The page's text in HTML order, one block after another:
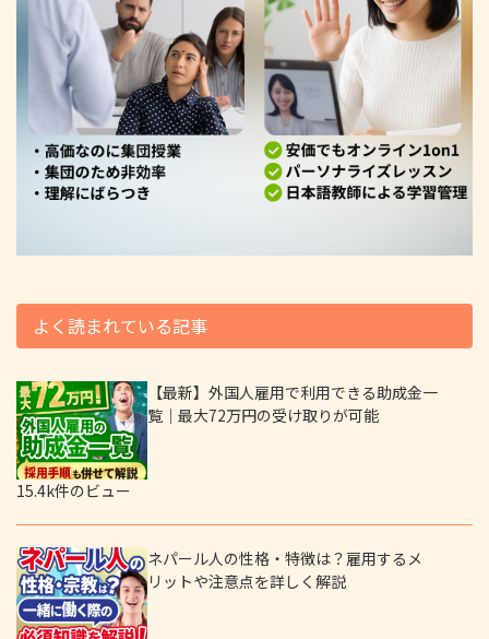
よく読まれている記事
【最新】外国人雇用で利用できる助成金一
覧｜最大72万円の受け取りが可能
15.4k件のビュー
ネパール人の性格・特徴は？雇用するメ
リットや注意点を詳しく解説